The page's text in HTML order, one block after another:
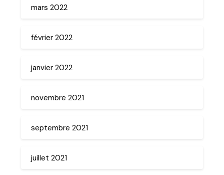
mars 2022
février 2022
janvier 2022
novembre 2021
septembre 2021
juillet 2021